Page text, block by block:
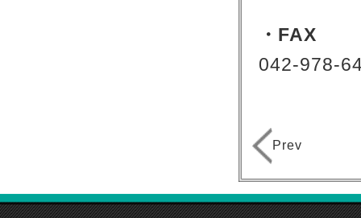
・FAX
042-978-
Prev